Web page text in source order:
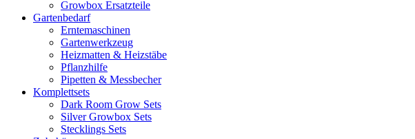
Growbox Ersatzteile
Gartenbedarf
Erntemaschinen
Gartenwerkzeug
Heizmatten & Heizstäbe
Pflanzhilfe
Pipetten & Messbecher
Komplettsets
Dark Room Grow Sets
Silver Growbox Sets
Stecklings Sets